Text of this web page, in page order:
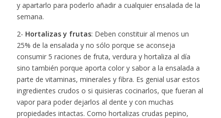
y apartarlo para poderlo añadir a cualquier ensalada de la
semana.
2- Hortalizas y frutas: Deben constituir al menos un
25% de la ensalada y no sólo porque se aconseja
consumir 5 raciones de fruta, verdura y hortaliza al día
sino también porque aporta color y sabor a la ensalada a
parte de vitaminas, minerales y fibra. Es genial usar estos
ingredientes crudos o si quisieras cocinarlos, que fueran al
vapor para poder dejarlos al dente y con muchas
propiedades intactas. Como hortalizas crudas pepino,